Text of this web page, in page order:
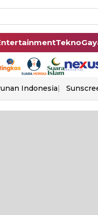
Tekno
Indonesia